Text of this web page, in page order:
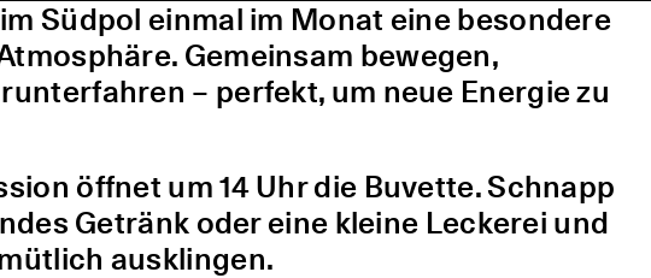
Südpol einmal im Monat eine besondere
Gemeinsam bewegen,
– perfekt, um neue Energie zu
öffnet um 14 Uhr die Buvette. Schnapp
Getränk oder eine kleine Leckerei und
ausklingen.